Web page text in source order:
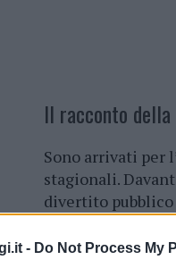
- Do Not Process My
Il racconto
Sono arrivati per
stagionali.
divertito pubblico
scesi in campo